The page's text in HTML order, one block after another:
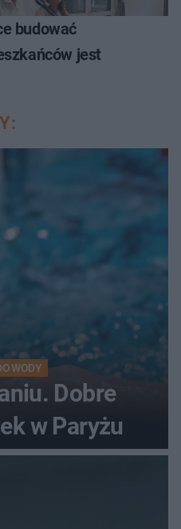
budować
jest
WODY
Dobre
w Paryżu